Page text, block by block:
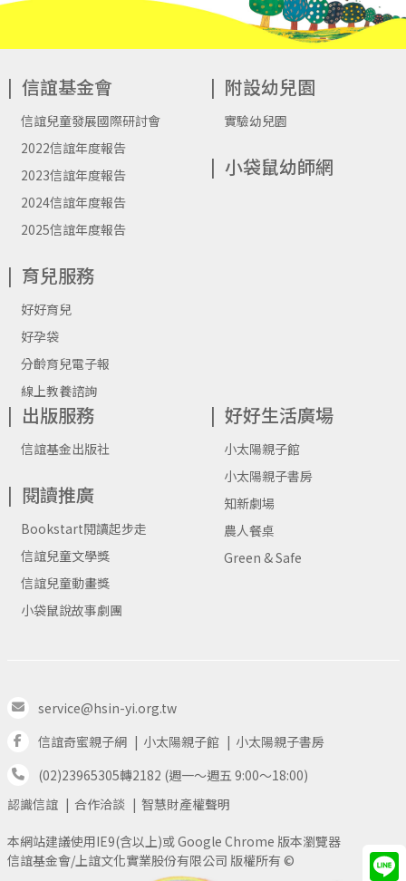
信誼基金會
信誼兒童發展國際研討會
2022信誼年度報告
2023信誼年度報告
2024信誼年度報告
2025信誼年度報告
育兒服務
好好育兒
好孕袋
分齡育兒電子報
線上教養諮詢
附設幼兒園
實驗幼兒園
小袋鼠幼師網
出版服務
信誼基金出版社
閱讀推廣
Bookstart閱讀起步走
信誼兒童文學獎
信誼兒童動畫獎
小袋鼠說故事劇團
好好生活廣場
小太陽親子館
小太陽親子書房
知新劇場
農人餐桌
Green & Safe
service@hsin-yi.org.tw
信誼奇蜜親子網
小太陽親子館
小太陽親子書房
(02)23965305轉2182 (週一～週五 9:00～18:00)
認識信誼
合作洽談 智慧財產權聲明
本網站建議使用IE9(含以上)或 Google Chrome 版本瀏覽器
信誼基金會/上誼文化實業股份有限公司 版權所有 ©